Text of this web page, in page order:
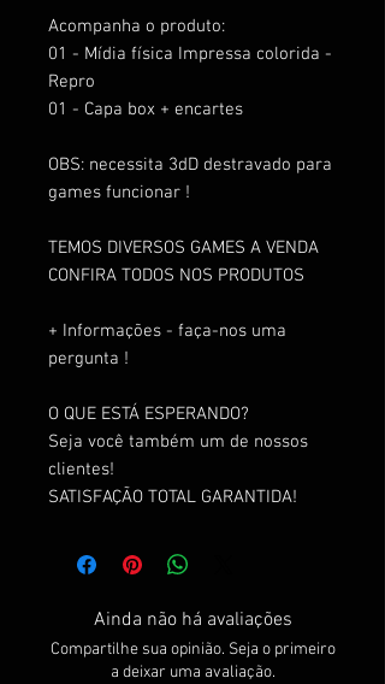
Acompanha o produto:
01 - Mídia física Impressa colorida -
Repro
01 - Capa box + encartes
OBS: necessita 3dD destravado para
games funcionar !
TEMOS DIVERSOS GAMES A VENDA
CONFIRA TODOS NOS PRODUTOS
+ Informações - faça-nos uma
pergunta !
O QUE ESTÁ ESPERANDO?
Seja você também um de nossos
clientes!
SATISFAÇÃO TOTAL GARANTIDA!
Ainda não há avaliações
Compartilhe sua opinião. Seja o primeiro
a deixar uma avaliação.